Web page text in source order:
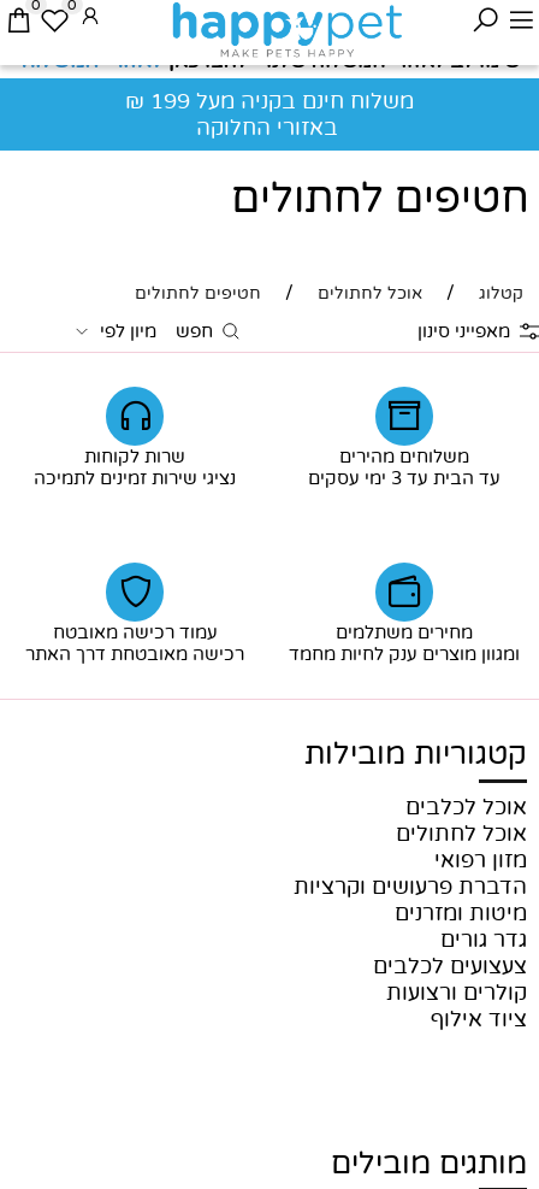
שימו לב לאזורי המשלוח שלנו - לחצו כאןלאזורי המשלוח
משלוח חינם בקניה מעל 199 ₪
באזורי החלוקה
0 0
חטיפים לחתולים
קטלוג / אוכל לחתולים / חטיפים לחתולים
מאפייני סינון חפש מיון לפי
משלוחים מהירים
עד הבית עד 3 ימי עסקים
שרות לקוחות
נציגי שירות זמינים לתמיכה
מחירים משתלמים
ומגוון מוצרים ענק לחיות מחמד
עמוד רכישה מאובטח
רכישה מאובטחת דרך האתר
קטגוריות מובילות
אוכל לכלבים
אוכל לחתולים
מזון רפואי
הדברת פרעושים וקרציות
מיטות ומזרנים
גדר גורים
צעצועים לכלבים
קולרים ורצועות
ציוד אילוף
מותגים מובילים